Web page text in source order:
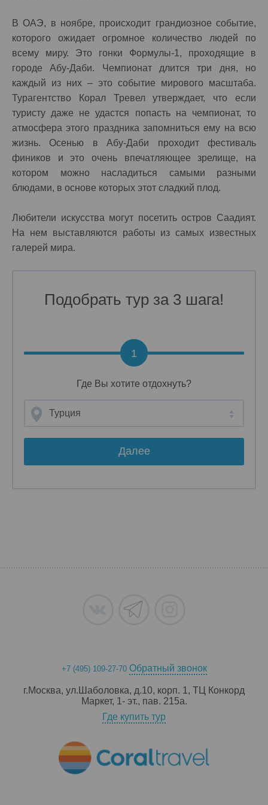
В ОАЭ, в ноябре, происходит грандиозное событие,
которого ожидает огромное количество людей по
всему миру. Это гонки Формулы-1, проходящие в
городе Абу-Даби. Чемпионат длится три дня, но
каждый из них – это событие мирового масштаба.
Турагентство Корал Тревел утверждает, что если
туристу даже не удастся попасть на чемпионат, то
атмосфера этого праздника запомниться ему на всю
жизнь. Осенью в Абу-Даби проходит фестиваль
фиников и это очень впечатляющее зрелище, на
котором можно насладиться самыми разными
блюдами, в основе которых этот сладкий плод.
Любители искусства могут посетить остров Саадият.
На нем выставляются работы из самых известных
галерей мира.
Подобрать тур за 3 шага!
Где Вы хотите отдохнуть?
Турция
Далее
1
+7 (495) 109-27-70 Обратный звонок
г.Москва, ул.Шаболовка, д.10, корп. 1, ТЦ Конкорд
Маркет, 1- эт., пав. 215a.
Где купить тур